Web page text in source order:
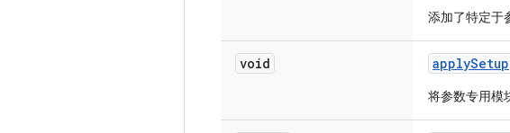
添加了特定于
void applySetup
将参数专用模